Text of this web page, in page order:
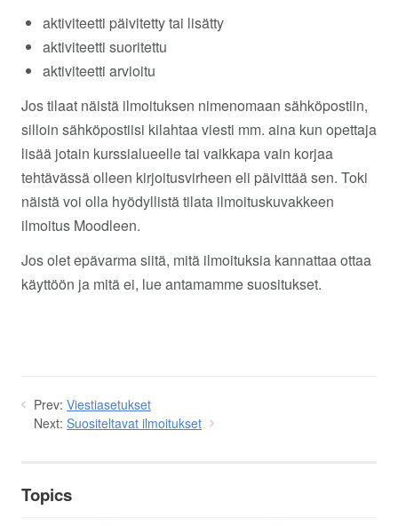
aktiviteetti päivitetty tai lisätty
aktiviteetti suoritettu
aktiviteetti arvioitu
Jos tilaat näistä ilmoituksen nimenomaan sähköpostiin,
silloin sähköpostiisi kilahtaa viesti mm. aina kun opettaja
lisää jotain kurssialueelle tai vaikkapa vain korjaa
tehtävässä olleen kirjoitusvirheen eli päivittää sen. Toki
näistä voi olla hyödyllistä tilata ilmoituskuvakkeen
ilmoitus Moodleen.
Jos olet epävarma siitä, mitä ilmoituksia kannattaa ottaa
käyttöön ja mitä ei, lue antamamme suositukset.
Prev: Viestiasetukset
Next: Suositeltavat ilmoitukset
Topics